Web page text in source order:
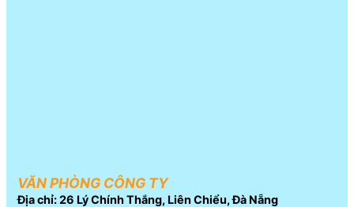
VĂN PHÒNG CÔNG TY
Địa chỉ: 26 Lý Chính Thắng, Liên Chiểu, Đà Nẵng